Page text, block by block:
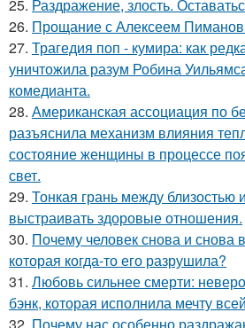
25. Раздражение, злость.
26. Прощание с Алексеем
27. Трагедия поп - кумира: как
уничтожила разум Робина
комедианта.
28. Американская ассоциация по
разъяснила механизм влияния
состояние женщины в процессе
свет.
29. Тонкая грань между близостью
выстраивать здоровые отношения.
30. Почему человек снова и снова
которая когда-то его разрушила?
31. Любовь сильнее смерти:
бэнк, которая исполнила мечту